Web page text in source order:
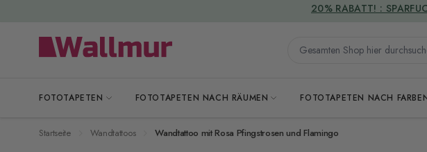
Gesamten Shop hier
FOTOTAPETEN FOTOTAPETEN NACH RÄUMEN FOTOTAPETEN NACH
VERSANDKOSTENFREI
Startseite Wandtattoos Wandtattoo mit Rosa Pfingstrosen und Flamingo